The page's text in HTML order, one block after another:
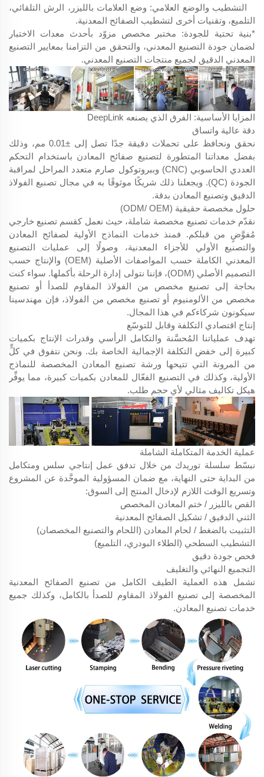
التشطيب والوضع العلامي: وضع العلامات بالليزر، الرش التلقائي،
التلميع، وتقنيات أخرى لتشطيب الصفائح المعدنية.
*بنية تحتية للجودة: مختبر مخصص مزوّد بأحدث معدات الاختبار
لضمان جودة التصنيع المعدني، والتحقق من التزامنا بمعايير التصنيع
المعدني الدقيق لجميع منتجات التصنيع المعدني.
المزايا الأساسية: الفرق الذي يصنعه DeepLink
دقة عالية واتساق
نحقق ونحافظ على تحملات دقيقة جدًا تصل إلى ±0.01 مم، وذلك
بفضل معداتنا المتطورة لتصنيع صفائح المعادن باستخدام التحكم
العددي الحاسوبي (CNC) وببروتوكول صارم متعدد المراحل لمراقبة
الجودة (QC). ويجعلنا ذلك شريكًا موثوقًا به في مجال تصنيع الفولاذ
الدقيق وتصنيع المعادن بدقة.
حلول مخصصة حقيقية (ODM/ OEM)
نقدّم خدمات تصنيع مخصصة شاملة، حيث نعمل كقسم تصنيع خارجي
مُفوَّضٍ من قبلكم. فمنذ خدمات النماذج الأولية لصفائح المعادن
والتصنيع الأولي للأجزاء المعدنية، وصولًا إلى عمليات التصنيع
المعدني الكاملة حسب المواصفات الأصلية (OEM) والإنتاج حسب
التصميم الأصلي (ODM)، فإننا نتولى إدارة الرحلة بأكملها. سواء كنت
بحاجة إلى تصنيع مخصص من الفولاذ المقاوم للصدأ أو تصنيع
مخصص من الألومنيوم أو تصنيع مخصص من الفولاذ، فإن مهندسينا
سيكونون شركاءكم في هذا المجال.
إنتاج اقتصادي التكلفة وقابل للتوسّع
تهدف عملياتنا المُحسَّنة والتكامل الرأسي وقدرات الإنتاج بكميات
كبيرة إلى خفض التكلفة الإجمالية الخاصة بك. ونحن نتفوق في كلٍّ
من المرونة التي تتيحها ورشة تصنيع المعادن المخصصة للنماذج
الأولية، وكذلك في التصنيع الفعّال للمعادن بكميات كبيرة، مما يوفِّر
هيكل تكاليف مثالي لأي حجم طلب.
عملية الخدمة المتكاملة الشاملة
نبسّط سلسلة توريدك من خلال تدفق عمل إنتاجي سلس ومتكامل
من البداية حتى النهاية، مع ضمان المسؤولية الموحَّدة عن المشروع
وتسريع الوقت اللازم لإدخال المنتج إلى السوق:
القص بالليزر / ختم المعادن المخصص
الثني الدقيق / تشكيل الصفائح المعدنية
التثبيت بالضغط / لحام المعادن (اللحام والتصنيع المخصصان)
التشطيب السطحي (الطلاء البودري، التلميع)
فحص جودة دقيق
التجميع النهائي والتغليف
تشمل هذه العملية الطيف الكامل من تصنيع الصفائح المعدنية
المخصصة إلى تصنيع الفولاذ المقاوم للصدأ بالكامل، وكذلك جميع
خدمات تصنيع المعادن.